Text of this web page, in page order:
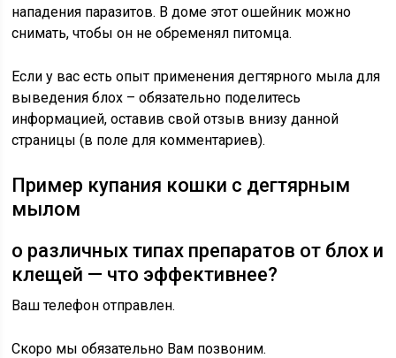
нападения паразитов. В доме этот ошейник можно
снимать, чтобы он не обременял питомца.
Если у вас есть опыт применения дегтярного мыла для
выведения блох – обязательно поделитесь
информацией, оставив свой отзыв внизу данной
страницы (в поле для комментариев).
Пример купания кошки с дегтярным
мылом
о различных типах препаратов от блох и
клещей — что эффективнее?
Ваш телефон отправлен.
Скоро мы обязательно Вам позвоним.